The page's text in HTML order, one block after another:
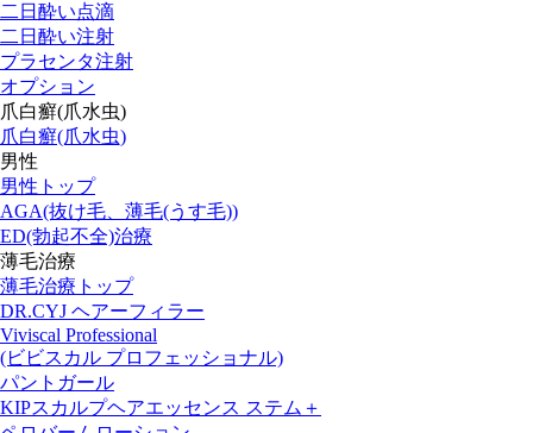
二日酔い点滴
二日酔い注射
プラセンタ注射
オプション
爪白癬(爪水虫)
爪白癬(爪水虫)
男性
男性トップ
AGA(抜け毛、薄毛(うす毛))
ED(勃起不全)治療
薄毛治療
薄毛治療トップ
DR.CYJ ヘアーフィラー
Viviscal Professional
(ビビスカル プロフェッショナル)
パントガール
KIPスカルプヘアエッセンス ステム＋